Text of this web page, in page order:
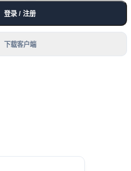
登录 / 注册
下载客户端